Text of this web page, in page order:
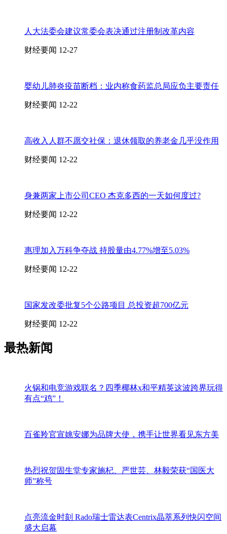
人大法委会建议常委会表决通过注册制改革内容
财经要闻 12-27
婴幼儿肺炎疫苗断档：业内称食药监总局应负主要责任
财经要闻 12-22
高收入人群不愿交社保：退休领取的养老金几乎没作用
财经要闻 12-22
身兼两家上市公司CEO 杰克多西的一天如何度过?
财经要闻 12-22
惠理加入万科争夺战 持股量由4.77%增至5.03%
财经要闻 12-22
国家发改委批复5个公路项目 总投资超700亿元
财经要闻 12-22
最热新闻
火锅和电竞游戏联名？四季椰林x和平精英这波跨界玩得
有点“鸡”！
百雀羚官宣姚安娜为品牌大使，携手让世界看见东方美
热烈祝贺固生堂专家施杞、严世芸、林毅荣获“国医大
师”称号
点亮流金时刻 Rado瑞士雷达表Centrix晶萃系列快闪空间
盛大启幕